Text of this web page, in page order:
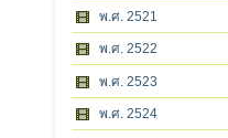
พ.ศ. 2521
พ.ศ. 2522
พ.ศ. 2523
พ.ศ. 2524